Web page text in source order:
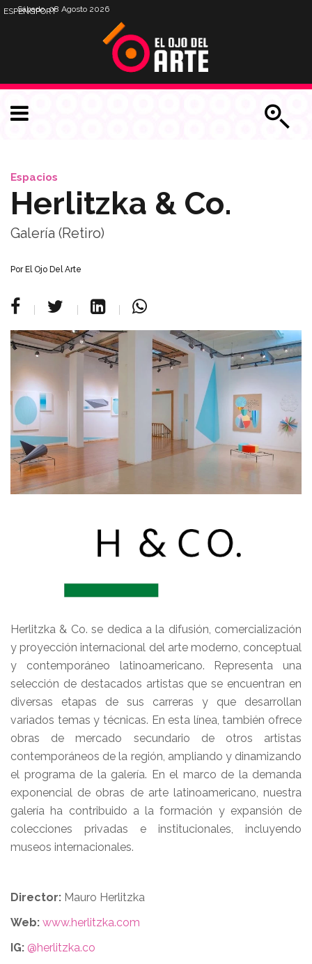
Sábado, 08 Agosto 2026
ESPENGPORT
Espacios
Herlitzka & Co.
Galería (Retiro)
Por El Ojo Del Arte
Herlitzka & Co. se dedica a la difusión, comercialización
y proyección internacional del arte moderno, conceptual
y contemporáneo latinoamericano. Representa una
selección de destacados artistas que se encuentran en
diversas etapas de sus carreras y que desarrollan
variados temas y técnicas. En esta línea, también ofrece
obras de mercado secundario de otros artistas
contemporáneos de la región, ampliando y dinamizando
el programa de la galería. En el marco de la demanda
exponencial de obras de arte latinoamericano, nuestra
galería ha contribuido a la formación y expansión de
colecciones privadas e institucionales, incluyendo
museos internacionales.
Director: Mauro Herlitzka
Web: www.herlitzka.com
IG: @herlitzka.co